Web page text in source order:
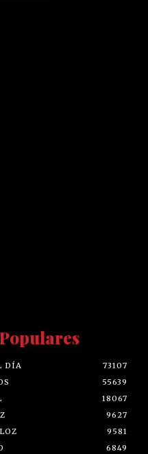
DÍA
73107
55639
18067
9627
9581
6849